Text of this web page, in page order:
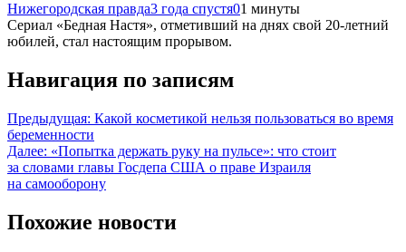
Нижегородская правда3 года спустя01 минуты
Сериал «Бедная Настя», отметивший на днях свой 20-летний
юбилей, стал настоящим прорывом.
Навигация по записям
Предыдущая: Какой косметикой нельзя пользоваться во время
беременности
Далее: «Попытка держать руку на пульсе»: что стоит
за словами главы Госдепа США о праве Израиля
на самооборону
Похожие новости